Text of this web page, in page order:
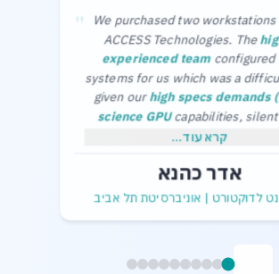
" We purchased two
ACCESS Technologies. The
experienced teamconfigured
systems for us which was a
given ourhigh specs demands
science GPUcapabilities, silent
cool in the office) and limited
without any problems.
Thanks a lot,
קרא עוד...
אדר כהנא
לדוקטורט | אוניברסיטת תל אביב